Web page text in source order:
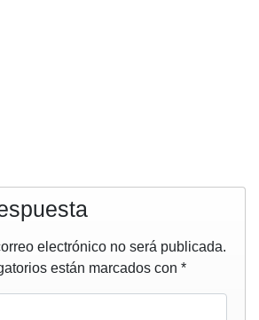
electrónico no será publicada.
están marcados con *